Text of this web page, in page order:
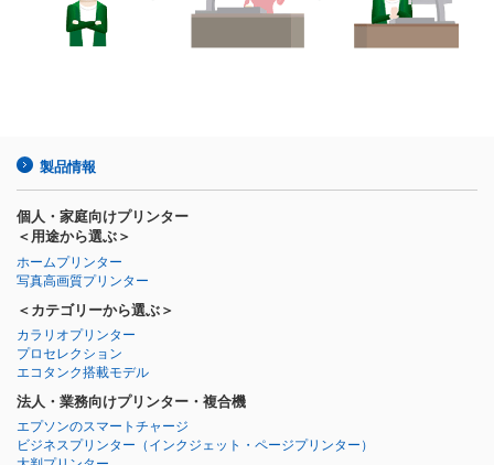
製品情報
個人・家庭向けプリンター
＜用途から選ぶ＞
ホームプリンター
写真高画質プリンター
＜カテゴリーから選ぶ＞
カラリオプリンター
プロセレクション
エコタンク搭載モデル
法人・業務向けプリンター・複合機
エプソンのスマートチャージ
ビジネスプリンター （インクジェット・ページプリンター）